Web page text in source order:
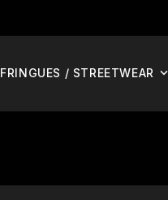
FRINGUES / STREETWEAR